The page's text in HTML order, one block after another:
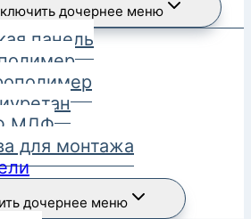
дочернее меню
панель
МДФ
для монтажа
дочернее меню